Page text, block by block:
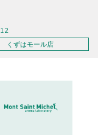
くずはモール店